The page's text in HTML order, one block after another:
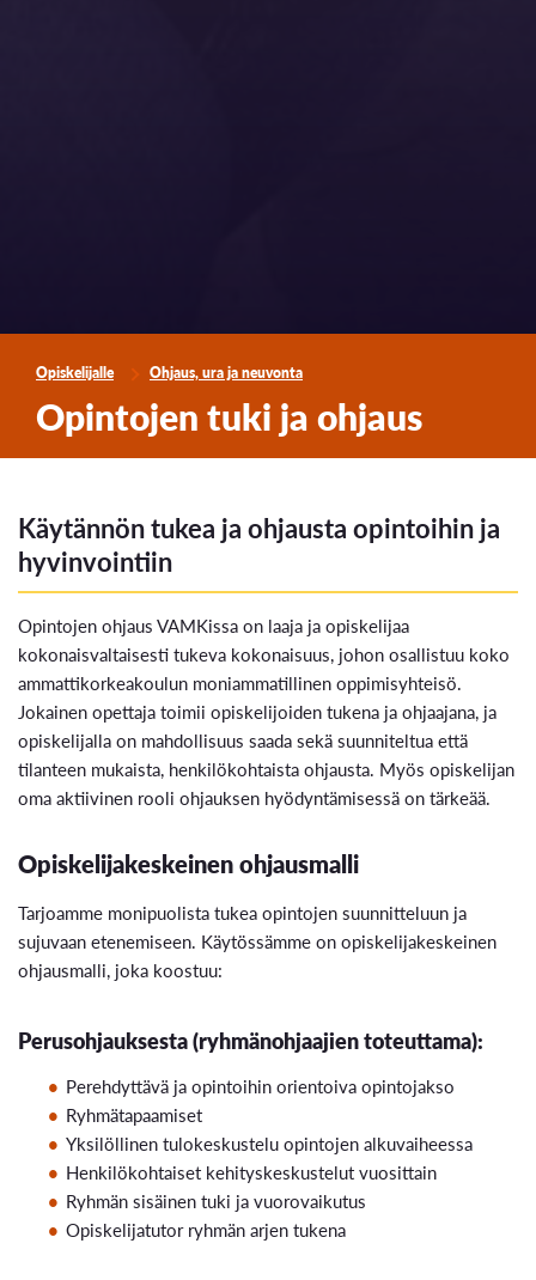
Opiskelijalle Ohjaus, ura ja neuvonta
Opintojen tuki ja ohjaus
Käytännön tukea ja ohjausta opintoihin ja
hyvinvointiin
Opintojen ohjaus VAMKissa on laaja ja opiskelijaa
kokonaisvaltaisesti tukeva kokonaisuus, johon osallistuu koko
ammattikorkeakoulun moniammatillinen oppimisyhteisö.
Jokainen opettaja toimii opiskelijoiden tukena ja ohjaajana, ja
opiskelijalla on mahdollisuus saada sekä suunniteltua että
tilanteen mukaista, henkilökohtaista ohjausta. Myös opiskelijan
oma aktiivinen rooli ohjauksen hyödyntämisessä on tärkeää.
Opiskelijakeskeinen ohjausmalli
Tarjoamme monipuolista tukea opintojen suunnitteluun ja
sujuvaan etenemiseen. Käytössämme on opiskelijakeskeinen
ohjausmalli, joka koostuu:
Perusohjauksesta (ryhmänohjaajien toteuttama):
Perehdyttävä ja opintoihin orientoiva opintojakso
Ryhmätapaamiset
Yksilöllinen tulokeskustelu opintojen alkuvaiheessa
Henkilökohtaiset kehityskeskustelut vuosittain
Ryhmän sisäinen tuki ja vuorovaikutus
Opiskelijatutor ryhmän arjen tukena